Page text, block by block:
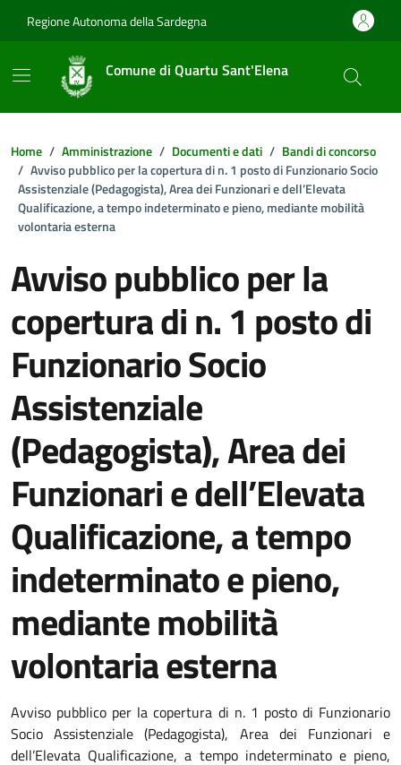
Regione Autonoma della Sardegna
Comune di Quartu Sant'Elena
Home Amministrazione Documenti e dati
Bandi di concorso
Avviso pubblico per la copertura di n. 1 posto di Funzionario Socio
Assistenziale (Pedagogista), Area dei Funzionari e dell’Elevata
Qualificazione, a tempo indeterminato e pieno, mediante mobilità
volontaria esterna
Avviso pubblico per la
copertura di n. 1 posto di
Funzionario Socio
Assistenziale
(Pedagogista), Area dei
Funzionari e dell’Elevata
Qualificazione, a tempo
indeterminato e pieno,
mediante mobilità
volontaria esterna
Dettagli della notizia
Avviso pubblico per la copertura di n. 1 posto di Funzionario
Socio Assistenziale (Pedagogista), Area dei Funzionari e
dell’Elevata Qualificazione, a tempo indeterminato e pieno,